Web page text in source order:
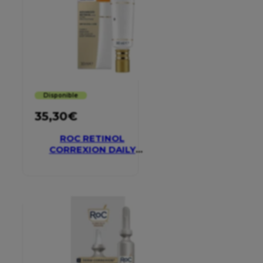
Disponible
35,30€
ROC RETINOL
CORREXION DAILY